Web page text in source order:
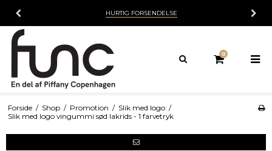
HURTIG FORSENDELSE
0
Forside / Shop / Promotion / Slik med logo /
Slik med logo vingummi sød lakrids - 1 farvetryk